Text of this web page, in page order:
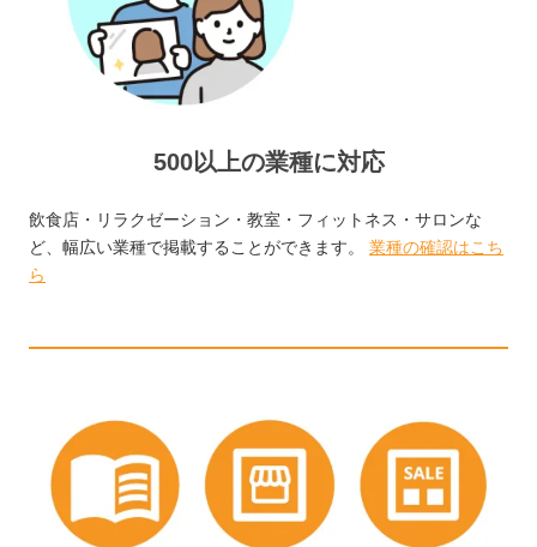
500以上の業種に対応
飲食店・リラクゼーション・教室・フィットネス・サロンな
ど、幅広い業種で掲載することができます。 業種の確認はこち
ら